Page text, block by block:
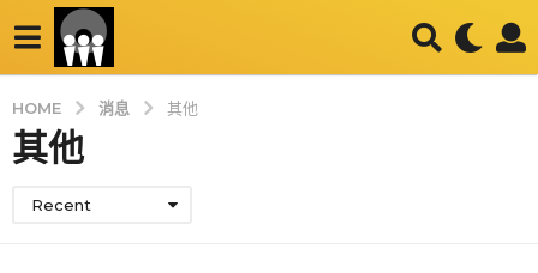
HOME 消息 其他
其他
Recent